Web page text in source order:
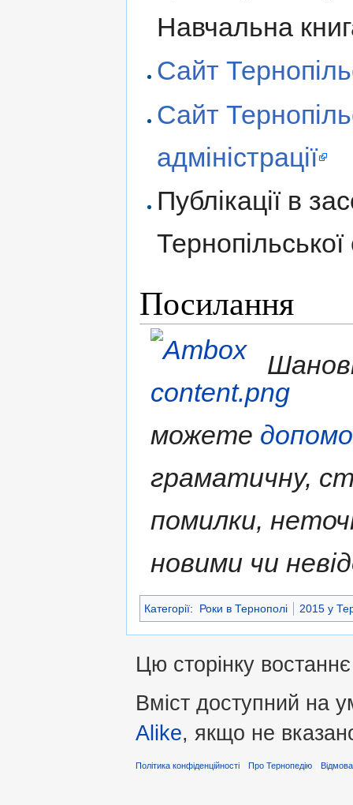
Навчальна
Сайт
Сайт
адміністрації
Публікації в
Тернопільської
Посилання
можете
граматичну,
помилки,
новими чи
Категорії: Роки в Тернополі 2015 у
Цю сторінку
Вміст доступний на
Alike, якщо не
Політика конфіденційності Про Тернопедію